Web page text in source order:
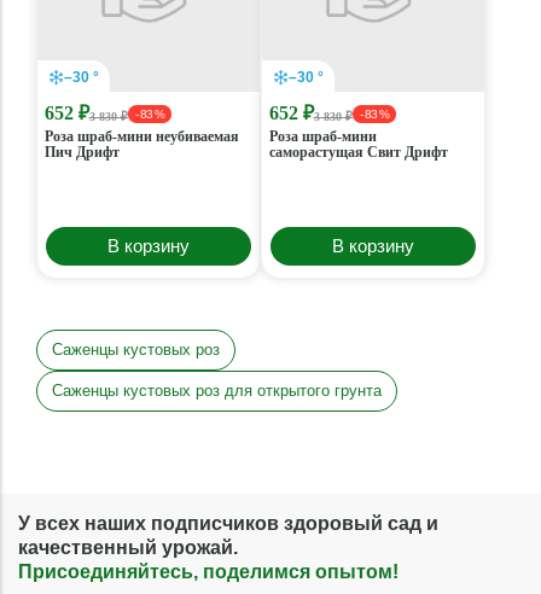
–30 °
652 ₽3 830 ₽ - 83 %
Роза шраб-мини неубиваемая
Пич Дрифт
В корзину
–30 °
652 ₽3 830 ₽ - 83 %
Роза шраб-мини
саморастущая Свит Дрифт
В корзину
Саженцы кустовых роз
Саженцы кустовых роз для открытого грунта
У всех наших подписчиков здоровый сад и
качественный урожай.
Присоединяйтесь, поделимся опытом!